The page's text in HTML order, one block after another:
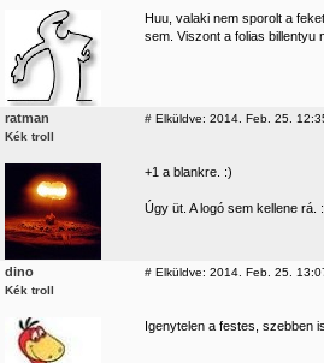
Huu, valaki nem sporolt a
sem. Viszont a folias billentyu
ratman
Kék troll
# Elküldve: 2014. Feb. 25.
+1 a blankre. :)
Úgy üt. A logó sem kellene rá.
dino
Kék troll
# Elküldve: 2014. Feb. 25.
Igenytelen a festes, szebben